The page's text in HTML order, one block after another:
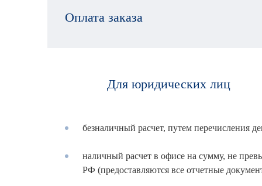
Оплата заказа
Для юридических лиц
безналичный расчет, путем перечисления
наличный расчет в офисе на сумму, не
РФ (предоставляются все отчетные